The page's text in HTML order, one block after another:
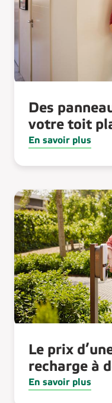
Des
votre toit
En savoir plus
Le prix
recharge à
En savoir plus